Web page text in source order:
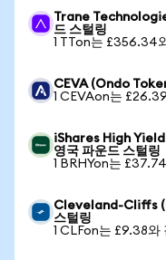
Trane
드 스털링
1 TTon는 £356.34
CEVA (Ondo
1 CEVAon는
iShares High
영국 파운드 스털링
1 BRHYon는
Cleveland-Cliffs
스털링
1 CLFon는 £9.38와